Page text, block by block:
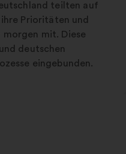
teilten auf
Prioritäten und
morgen mit. Diese
deutschen
eingebunden.